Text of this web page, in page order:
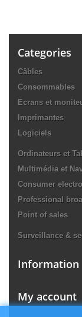
Categories
Câbles
Consommables
Ecrans et
Imprimantes
Logiciels
Ordinateurs et
Multimédia et
Consumer
Professional
Point of sales
Surveillance &
Information
My account